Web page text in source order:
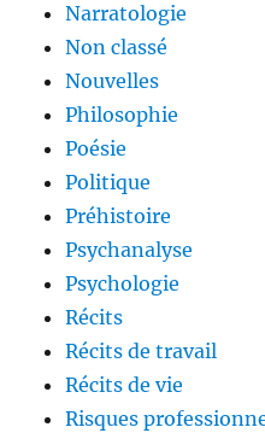
Narratologie
Non classé
Nouvelles
Philosophie
Poésie
Politique
Préhistoire
Psychanalyse
Psychologie
Récits
Récits de travail
Récits de vie
Risques